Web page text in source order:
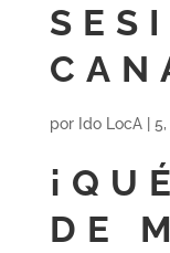
por Ido LocA| 5,
DE